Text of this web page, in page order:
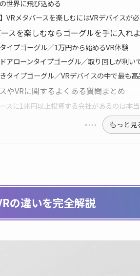
世界に飛び込める
】VRメタバースを楽しむにはVRデバイスが
スを楽しむならゴーグルを手に入れ
イプゴーグル／1万円から始めるVR体験
アローンタイプゴーグル／取り回しが利い
タイプゴーグル／VRデバイスの中で最も高
やVRに関するよくある質問まとめ
スに1兆円以上投資する会社があるのは本当
もっと見
の違いを完全解説